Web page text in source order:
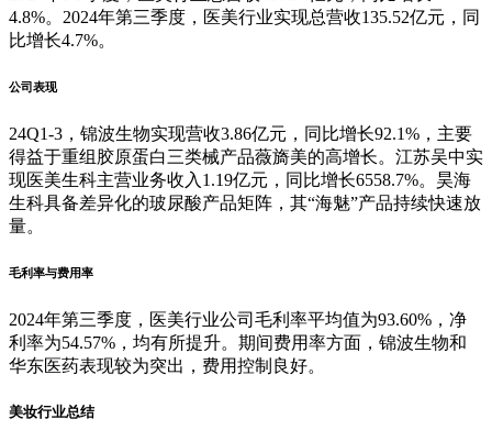
4.8%。2024年第三季度，医美行业实现总营收135.52亿元，同
比增长4.7%。
公司表现
24Q1-3，锦波生物实现营收3.86亿元，同比增长92.1%，主要
得益于重组胶原蛋白三类械产品薇旖美的高增长。江苏吴中实
现医美生科主营业务收入1.19亿元，同比增长6558.7%。昊海
生科具备差异化的玻尿酸产品矩阵，其“海魅”产品持续快速放
量。
毛利率与费用率
2024年第三季度，医美行业公司毛利率平均值为93.60%，净
利率为54.57%，均有所提升。期间费用率方面，锦波生物和
华东医药表现较为突出，费用控制良好。
美妆行业总结